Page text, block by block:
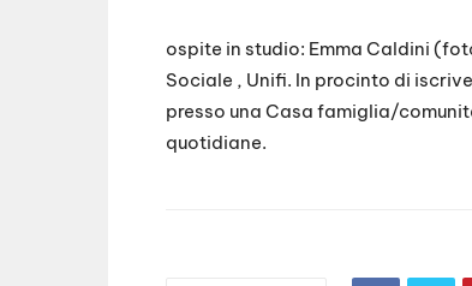
ospite in studio: Emma Caldini
Sociale , Unifi. In procinto di
presso una Casa famiglia/
quotidiane.